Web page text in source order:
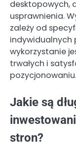
desktopowych,
usprawnienia.
zależy od
indywidualnych
wykorzystanie
trwałych i
pozycjonowaniu.
Jakie są
stron?